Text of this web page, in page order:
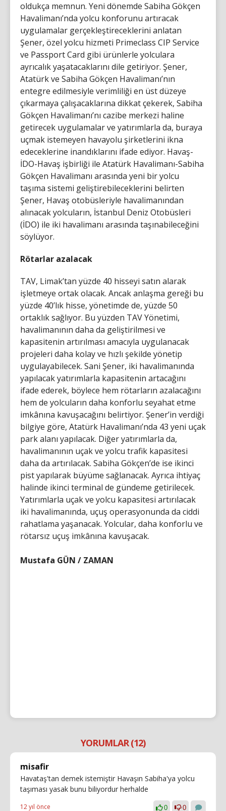
oldukça memnun. Yeni dönemde Sabiha Gökçen
Havalimanı’nda yolcu konforunu artıracak
uygulamalar gerçekleştireceklerini anlatan
Şener, özel yolcu hizmeti Primeclass CIP Service
ve Passport Card gibi ürünlerle yolculara
ayrıcalık yaşatacaklarını dile getiriyor. Şener,
Atatürk ve Sabiha Gökçen Havalimanı’nın
entegre edilmesiyle verimliliği en üst düzeye
çıkarmaya çalışacaklarına dikkat çekerek, Sabiha
Gökçen Havalimanı’nı cazibe merkezi haline
getirecek uygulamalar ve yatırımlarla da, buraya
uçmak istemeyen havayolu şirketlerini ikna
edeceklerine inandıklarını ifade ediyor. Havaş-
İDO-Havaş işbirliği ile Atatürk Havalimanı-Sabiha
Gökçen Havalimanı arasında yeni bir yolcu
taşıma sistemi geliştirebileceklerini belirten
Şener, Havaş otobüsleriyle havalimanından
alınacak yolcuların, İstanbul Deniz Otobüsleri
(İDO) ile iki havalimanı arasında taşınabileceğini
söylüyor.
Rötarlar azalacak
TAV, Limak’tan yüzde 40 hisseyi satın alarak
işletmeye ortak olacak. Ancak anlaşma gereği bu
yüzde 40’lık hisse, yönetimde de, yüzde 50
ortaklık sağlıyor. Bu yüzden TAV Yönetimi,
havalimanının daha da geliştirilmesi ve
kapasitenin artırılması amacıyla uygulanacak
projeleri daha kolay ve hızlı şekilde yönetip
uygulayabilecek. Sani Şener, iki havalimanında
yapılacak yatırımlarla kapasitenin artacağını
ifade ederek, böylece hem rötarların azalacağını
hem de yolcuların daha konforlu seyahat etme
imkânına kavuşacağını belirtiyor. Şener’in verdiği
bilgiye göre, Atatürk Havalimanı’nda 43 yeni uçak
park alanı yapılacak. Diğer yatırımlarla da,
havalimanının uçak ve yolcu trafik kapasitesi
daha da artırılacak. Sabiha Gökçen’de ise ikinci
pist yapılarak büyüme sağlanacak. Ayrıca ihtiyaç
halinde ikinci terminal de gündeme getirilecek.
Yatırımlarla uçak ve yolcu kapasitesi artırılacak
iki havalimanında, uçuş operasyonunda da ciddi
rahatlama yaşanacak. Yolcular, daha konforlu ve
rötarsız uçuş imkânına kavuşacak.
Mustafa GÜN / ZAMAN
YORUMLAR (12)
misafir
Havataş'tan demek istemiştir Havaşın Sabiha'ya yolcu
taşıması yasak bunu biliyordur herhalde
12 yıl önce 0 0